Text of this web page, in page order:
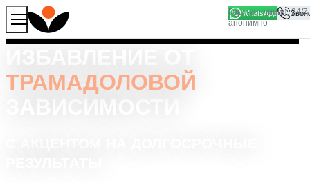
WhatsApp
ТРАМАДОЛОВОЙ
Продолжая работу с сайтом, вы соглашаетесь на то, что
мы используем файлы
Хорошо